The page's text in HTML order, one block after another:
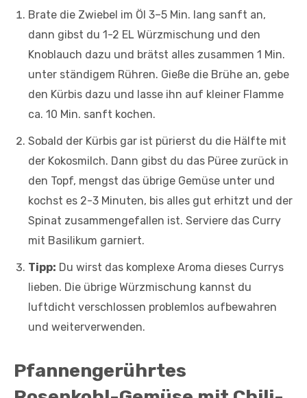
Brate die Zwiebel im Öl 3–5 Min. lang sanft an,
dann gibst du 1-2 EL Würzmischung und den
Knoblauch dazu und brätst alles zusammen 1 Min.
unter ständigem Rühren. Gieße die Brühe an, gebe
den Kürbis dazu und lasse ihn auf kleiner Flamme
ca. 10 Min. sanft kochen.
Sobald der Kürbis gar ist pürierst du die Hälfte mit
der Kokosmilch. Dann gibst du das Püree zurück in
den Topf, mengst das übrige Gemüse unter und
kochst es 2-3 Minuten, bis alles gut erhitzt und der
Spinat zusammengefallen ist. Serviere das Curry
mit Basilikum garniert.
Tipp: Du wirst das komplexe Aroma dieses Currys
lieben. Die übrige Würzmischung kannst du
luftdicht verschlossen problemlos aufbewahren
und weiterverwenden.
Pfannengerührtes